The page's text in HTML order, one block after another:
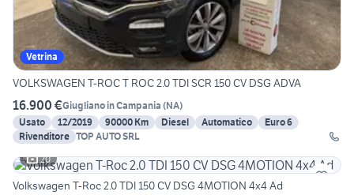
Vetrina
VOLKSWAGEN T-ROC T ROC 2.0 TDI SCR 150 CV DSG ADVA
16.900 €Giugliano in Campania (NA)
Usato
12/2019 90000 Km Diesel Automatico
Euro 6
Rivenditore TOP AUTO SRL
20
Volkswagen T-Roc 2.0 TDI 150 CV DSG 4MOTION 4x4 Ad